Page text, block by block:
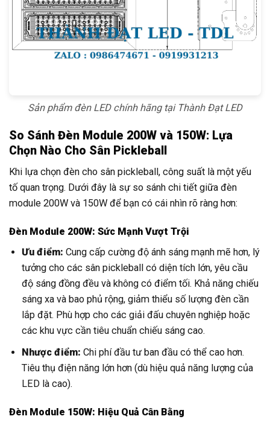
Sản phẩm đèn LED chính hãng tại Thành Đạt LED
So Sánh Đèn Module 200W và 150W: Lựa
Chọn Nào Cho Sân Pickleball
Khi lựa chọn đèn cho sân pickleball, công suất là một yếu
tố quan trọng. Dưới đây là sự so sánh chi tiết giữa đèn
module 200W và 150W để bạn có cái nhìn rõ ràng hơn:
Đèn Module 200W: Sức Mạnh Vượt Trội
Ưu điểm: Cung cấp cường độ ánh sáng mạnh mẽ hơn, lý
tưởng cho các sân pickleball có diện tích lớn, yêu cầu
độ sáng đồng đều và không có điểm tối. Khả năng chiếu
sáng xa và bao phủ rộng, giảm thiểu số lượng đèn cần
lắp đặt. Phù hợp cho các giải đấu chuyên nghiệp hoặc
các khu vực cần tiêu chuẩn chiếu sáng cao.
Nhược điểm: Chi phí đầu tư ban đầu có thể cao hơn.
Tiêu thụ điện năng lớn hơn (dù hiệu quả năng lượng của
LED là cao).
Đèn Module 150W: Hiệu Quả Cân Bằng